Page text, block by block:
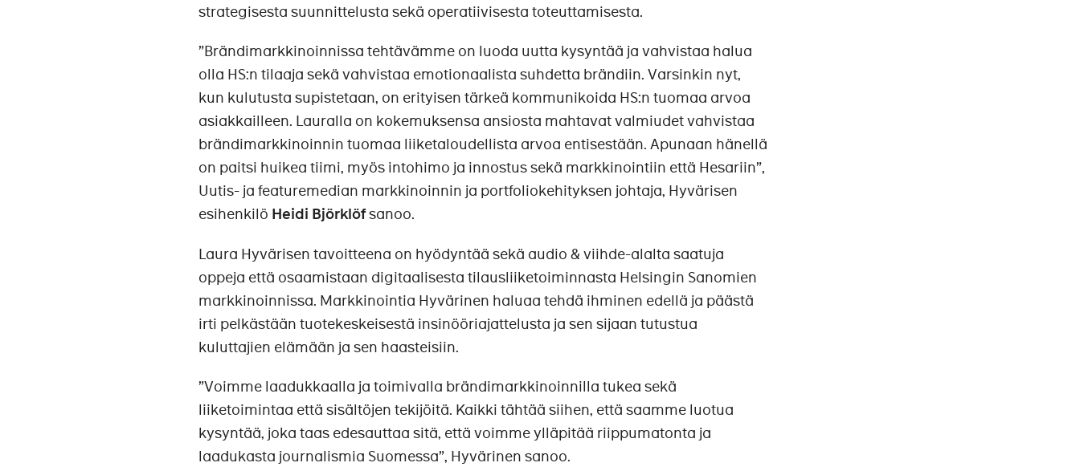
strategisesta suunnittelusta sekä operatiivisesta toteuttamisesta.
”Brändimarkkinoinnissa tehtävämme on luoda uutta kysyntää ja vahvistaa halua
olla HS:n tilaaja sekä vahvistaa emotionaalista suhdetta brändiin. Varsinkin nyt,
kun kulutusta supistetaan, on erityisen tärkeä kommunikoida HS:n tuomaa arvoa
asiakkailleen. Lauralla on kokemuksensa ansiosta mahtavat valmiudet vahvistaa
brändimarkkinoinnin tuomaa liiketaloudellista arvoa entisestään. Apunaan hänellä
on paitsi huikea tiimi, myös intohimo ja innostus sekä markkinointiin että Hesariin”,
Uutis- ja featuremedian markkinoinnin ja portfoliokehityksen johtaja, Hyvärisen
esihenkilö Heidi Björklöfsanoo.
Laura Hyvärisen tavoitteena on hyödyntää sekä audio & viihde-alalta saatuja
oppeja että osaamistaan digitaalisesta tilausliiketoiminnasta Helsingin Sanomien
markkinoinnissa. Markkinointia Hyvärinen haluaa tehdä ihminen edellä ja päästä
irti pelkästään tuotekeskeisestä insinööriajattelusta ja sen sijaan tutustua
kuluttajien elämään ja sen haasteisiin.
”Voimme laadukkaalla ja toimivalla brändimarkkinoinnilla tukea sekä
liiketoimintaa että sisältöjen tekijöitä. Kaikki tähtää siihen, että saamme luotua
kysyntää, joka taas edesauttaa sitä, että voimme ylläpitää riippumatonta ja
laadukasta journalismia Suomessa”, Hyvärinen sanoo.